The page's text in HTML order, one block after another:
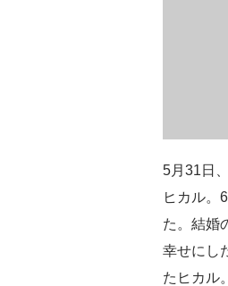
5月31日
ヒカル。
た。結婚
幸せにし
たヒカル